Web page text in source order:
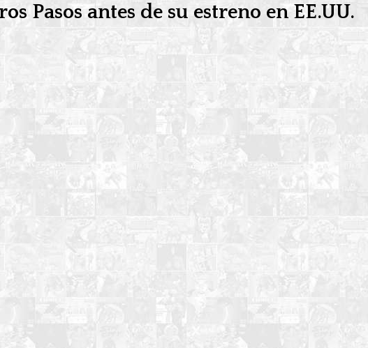
Pasos antes de su estreno en EE.UU.